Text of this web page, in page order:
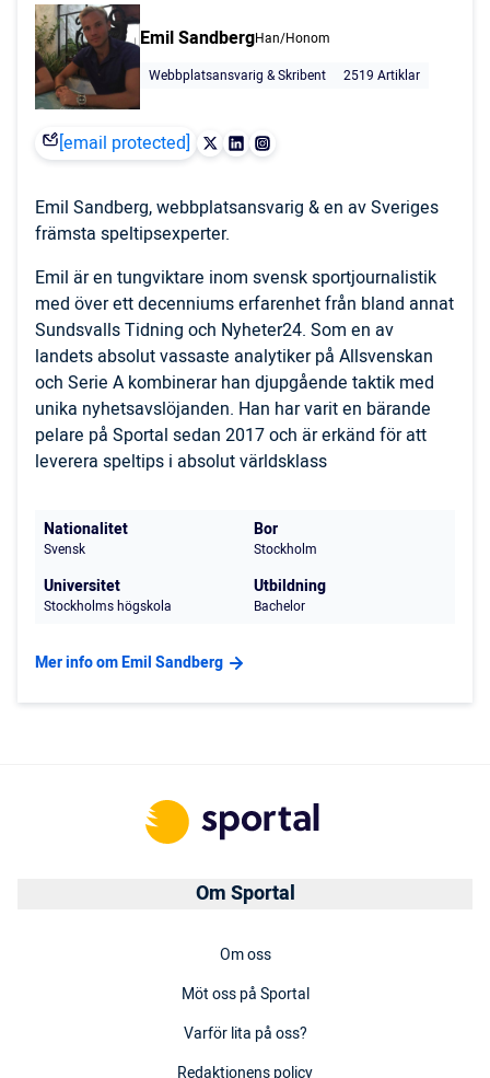
Emil SandbergHan/Honom
Webbplatsansvarig & Skribent
2519 Artiklar
[email protected]
Emil Sandberg, webbplatsansvarig & en av Sveriges
främsta speltipsexperter.
Emil är en tungviktare inom svensk sportjournalistik
med över ett decenniums erfarenhet från bland annat
Sundsvalls Tidning och Nyheter24. Som en av
landets absolut vassaste analytiker på Allsvenskan
och Serie A kombinerar han djupgående taktik med
unika nyhetsavslöjanden. Han har varit en bärande
pelare på Sportal sedan 2017 och är erkänd för att
leverera speltips i absolut världsklass
Nationalitet
Svensk
Bor
Stockholm
Universitet
Stockholms högskola
Utbildning
Bachelor
Mer info om Emil Sandberg
Om Sportal
Om oss
Möt oss på Sportal
Varför lita på oss?
Redaktionens policy